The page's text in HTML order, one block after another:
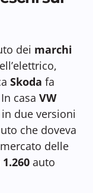
dei marchi
Skoda fa
casa VW
due versioni
che doveva
delle
1.260 auto